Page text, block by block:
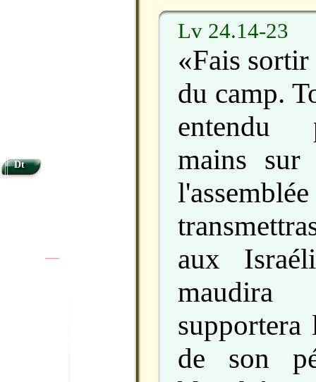
Lv 24.14-23
«Fais
du camp.
entendu
mains
aux
supportera
de son
Dt